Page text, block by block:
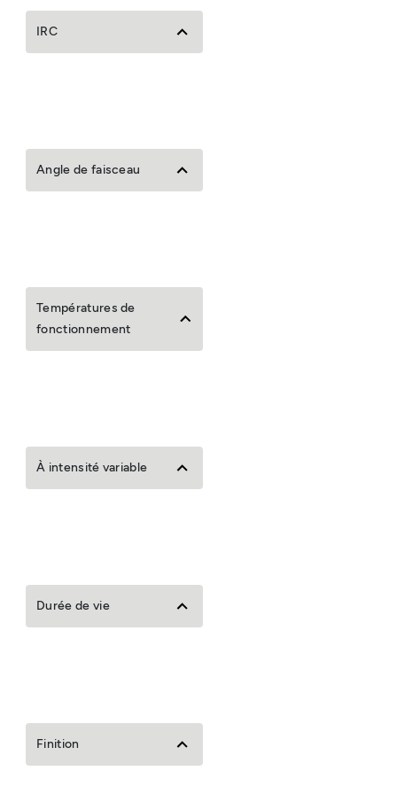
IRC
Angle de faisceau
Températures de
fonctionnement
À intensité variable
Durée de vie
Finition